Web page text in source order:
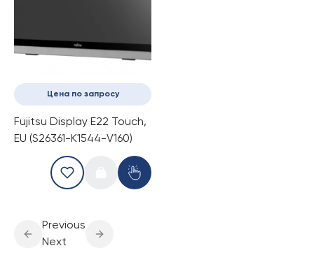
Цена по запросу
Fujitsu Display E22 Touch,
EU (S26361-K1544-V160)
Previous
Next